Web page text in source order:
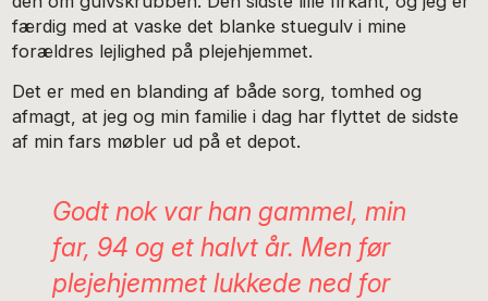
færdig med at vaske det blanke stuegulv i mine
forældres lejlighed på plejehjemmet.
Det er med en blanding af både sorg, tomhed og
afmagt, at jeg og min familie i dag har flyttet de sidste
af min fars møbler ud på et depot.
Godt nok var han gammel, min
far, 94 og et halvt år. Men før
plejehjemmet lukkede ned for